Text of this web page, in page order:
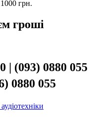
грн.
гроші
| (093) 0880 055
0880 055